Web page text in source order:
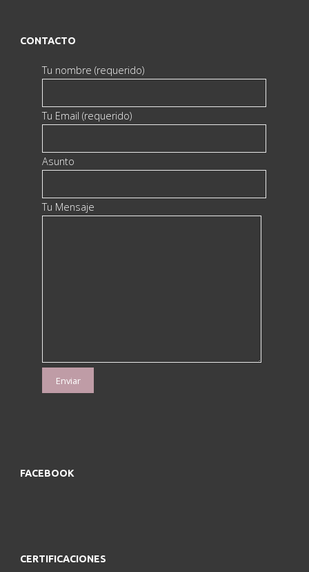
CONTACTO
Tu nombre (requerido)
Tu Email (requerido)
Asunto
Tu Mensaje
FACEBOOK
CERTIFICACIONES